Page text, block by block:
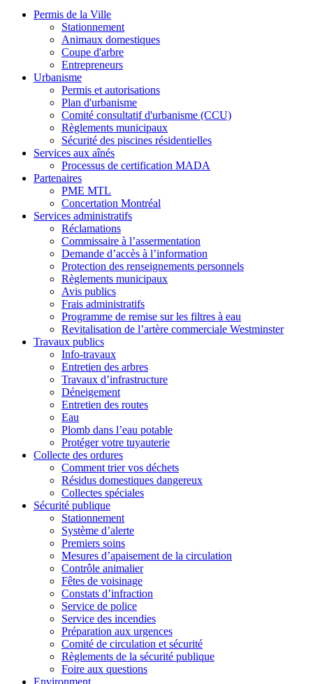
Permis de la Ville
Stationnement
Animaux domestiques
Coupe d'arbre
Entrepreneurs
Urbanisme
Permis et autorisations
Plan d'urbanisme
Comité consultatif d'urbanisme (CCU)
Règlements municipaux
Sécurité des piscines résidentielles
Services aux aînés
Processus de certification MADA
Partenaires
PME MTL
Concertation Montréal
Services administratifs
Réclamations
Commissaire à l’assermentation
Demande d’accès à l’information
Protection des renseignements personnels
Règlements municipaux
Avis publics
Frais administratifs
Programme de remise sur les filtres à eau
Revitalisation de l’artère commerciale Westminster
Travaux publics
Info-travaux
Entretien des arbres
Travaux d’infrastructure
Déneigement
Entretien des routes
Eau
Plomb dans l’eau potable
Protéger votre tuyauterie
Collecte des ordures
Comment trier vos déchets
Résidus domestiques dangereux
Collectes spéciales
Sécurité publique
Stationnement
Système d’alerte
Premiers soins
Mesures d’apaisement de la circulation
Contrôle animalier
Fêtes de voisinage
Constats d’infraction
Service de police
Service des incendies
Préparation aux urgences
Comité de circulation et sécurité
Règlements de la sécurité publique
Foire aux questions
Environment